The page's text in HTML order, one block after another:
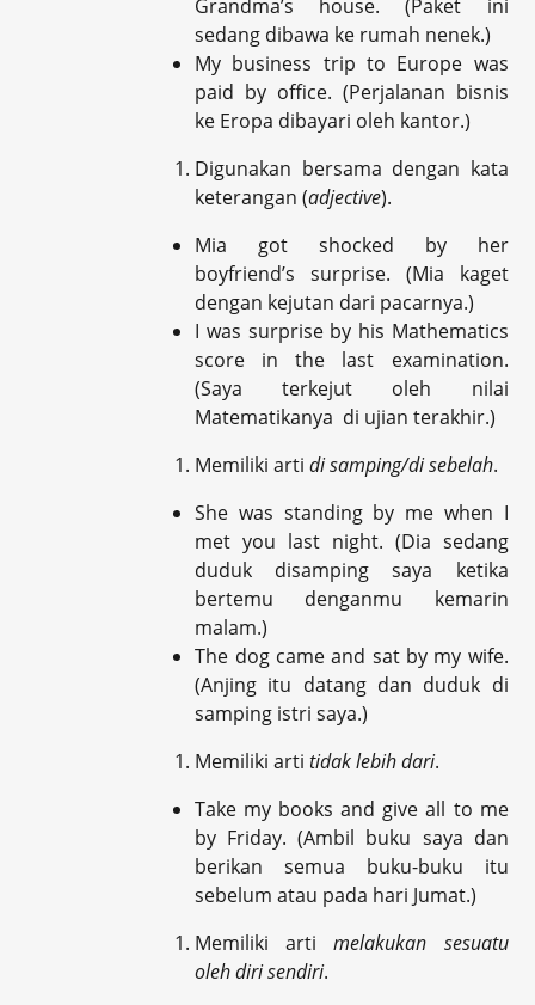
Grandma’s house. (Paket ini
sedang dibawa ke rumah nenek.)
My business trip to Europe was
paid by office. (Perjalanan bisnis
ke Eropa dibayari oleh kantor.)
Digunakan bersama dengan kata
keterangan (adjective).
Mia got shocked by her
boyfriend’s surprise. (Mia kaget
dengan kejutan dari pacarnya.)
I was surprise by his Mathematics
score in the last examination.
(Saya terkejut oleh nilai
Matematikanya di ujian terakhir.)
Memiliki artidi samping/di sebelah.
She was standing by me when I
met you last night. (Dia sedang
duduk disamping saya ketika
bertemu denganmu kemarin
malam.)
The dog came and sat by my wife.
(Anjing itu datang dan duduk di
samping istri saya.)
Memiliki artitidak lebih dari.
Take my books and give all to me
by Friday. (Ambil buku saya dan
berikan semua buku-buku itu
sebelum atau pada hari Jumat.)
Memiliki artimelakukan sesuatu
oleh diri sendiri.